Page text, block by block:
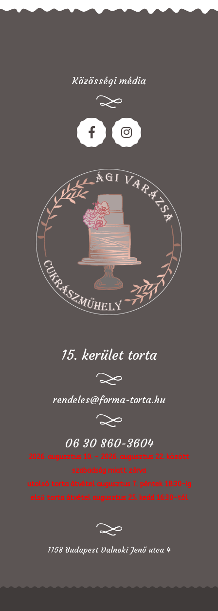
Közösségi média
15. kerület torta
rendeles@forma-torta.hu
06 30 860-3604
2026. augusztus 10. - 2026. augusztus 22. között
szabadság miatt zárva
utolsó torta átvétel augusztus 7. péntek 18:30-ig
első torta átvétel augusztus 25. kedd 16:30-tól
1158 Budapest Dalnoki Jenő utca 4